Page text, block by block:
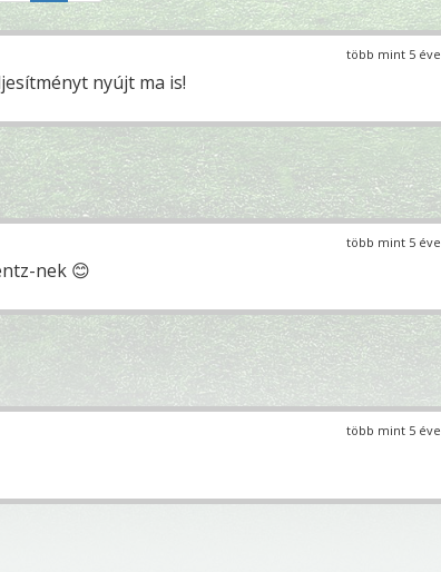
több mint 5 éve
nyújt ma is!
több mint 5 éve
nek 😊
több mint 5 éve